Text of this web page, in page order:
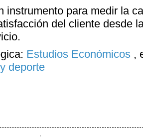
instrumento para medir la
del cliente desde
Estudios Económicos ,
deporte